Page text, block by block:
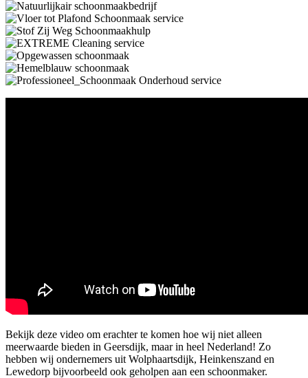
Bekijk deze video om erachter te komen hoe wij niet alleen
meerwaarde bieden in Geersdijk, maar in heel Nederland! Zo
hebben wij ondernemers uit Wolphaartsdijk, Heinkenszand en
Lewedorp bijvoorbeeld ook geholpen aan een schoonmaker.